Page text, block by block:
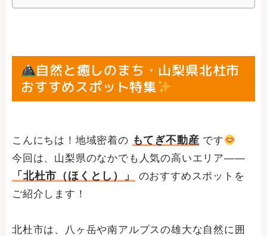
自然と癒しのまち・山梨県北杜市
おすすめスポット特集
こんにちは！地域密着の もてぎ不動産 です
今回は、山梨県のなかでも人気の高いエリア――
「北杜市（ほくとし）」
のおすすめスポットを
ご紹介します！
北杜市は、八ヶ岳や南アルプスの雄大な自然に囲